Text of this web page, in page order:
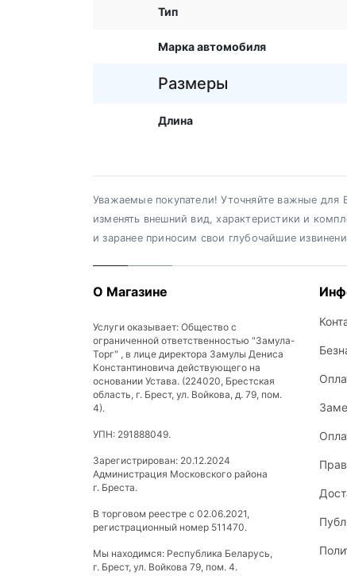
Тип
Марка автомобиля
Размеры
Длина
Уважаемые покупатели! Уточняйте важные для
изменять внешний вид, характеристики и
и заранее приносим свои глубочайшие
О Магазине
Услуги оказывает: Общество с
ограниченной ответственностью "Замула-
Торг" , в лице директора Замулы Дениса
Константиновича действующего на
основании Устава. (224020, Брестская
область, г. Брест, ул. Войкова, д. 79, пом.
4).
УПН: 291888049.
Зарегистрирован: 20.12.2024
Администрация Московского района
г. Бреста.
В торговом реестре с 02.06.2021,
регистрационный номер 511470.
Мы находимся: Республика Беларусь,
г. Брест, ул. Войкова 79, пом. 4.